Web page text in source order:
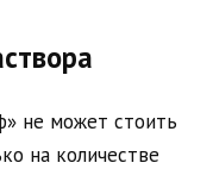
не может стоить
на количестве